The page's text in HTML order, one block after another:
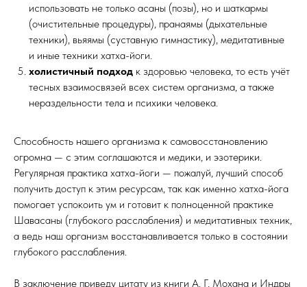
использовать не только асаны (позы), но и шаткармы
(очистительные процедуры), пранаямы (дыхательные
техники), вьяямы (суставную гимнастику), медитативные
и иные техники хатха-йоги.
холистичный подход к здоровью человека, то есть учёт
тесных взаимосвязей всех систем организма, а также
нераздельности тела и психики человека.
Способность нашего организма к самовосстановлению
огромна — с этим соглашаются и медики, и эзотерики.
Регулярная практика хатха-йоги — пожалуй, лучший способ
получить доступ к этим ресурсам, так как именно хатха-йога
помогает успокоить ум и готовит к полноценной практике
Шавасаны (глубокого расслабления) и медитативных техник,
а ведь наш организм восстанавливается только в состоянии
глубокого расслабления.
В заключение приведу цитату из книги А. Г. Мохана и Индры